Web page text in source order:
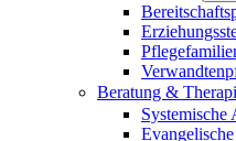
Beratung &
Systemische